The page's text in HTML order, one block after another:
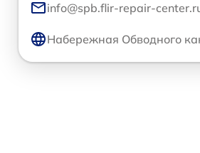
info@spb.flir-repair-
Набережная Обводного